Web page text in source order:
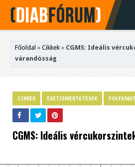
Főoldal » Cikkek » CGMS: Ideális
várandósság
CIKKEK ESETISMERTETÉSEK
CGMS: Ideális